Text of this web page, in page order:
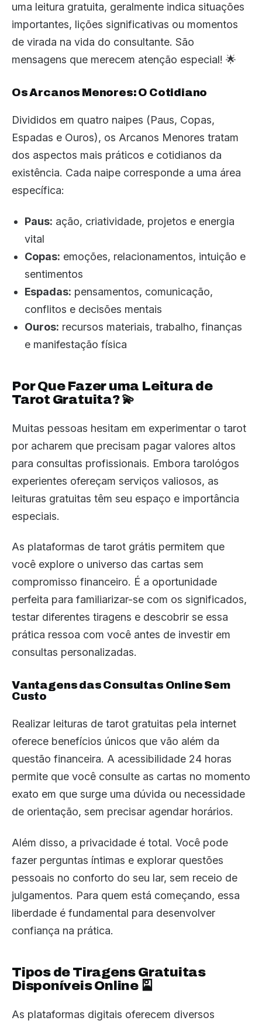
uma leitura gratuita, geralmente indica situações
importantes, lições significativas ou momentos
de virada na vida do consultante. São
mensagens que merecem atenção especial! 🌟
Os Arcanos Menores: O Cotidiano
Divididos em quatro naipes (Paus, Copas,
Espadas e Ouros), os Arcanos Menores tratam
dos aspectos mais práticos e cotidianos da
existência. Cada naipe corresponde a uma área
específica:
Paus: ação, criatividade, projetos e energia
vital
Copas: emoções, relacionamentos, intuição e
sentimentos
Espadas: pensamentos, comunicação,
conflitos e decisões mentais
Ouros: recursos materiais, trabalho, finanças
e manifestação física
Por Que Fazer uma Leitura de
Tarot Gratuita? 💫
Muitas pessoas hesitam em experimentar o tarot
por acharem que precisam pagar valores altos
para consultas profissionais. Embora tarológos
experientes ofereçam serviços valiosos, as
leituras gratuitas têm seu espaço e importância
especiais.
As plataformas de tarot grátis permitem que
você explore o universo das cartas sem
compromisso financeiro. É a oportunidade
perfeita para familiarizar-se com os significados,
testar diferentes tiragens e descobrir se essa
prática ressoa com você antes de investir em
consultas personalizadas.
Vantagens das Consultas Online Sem
Custo
Realizar leituras de tarot gratuitas pela internet
oferece benefícios únicos que vão além da
questão financeira. A acessibilidade 24 horas
permite que você consulte as cartas no momento
exato em que surge uma dúvida ou necessidade
de orientação, sem precisar agendar horários.
Além disso, a privacidade é total. Você pode
fazer perguntas íntimas e explorar questões
pessoais no conforto do seu lar, sem receio de
julgamentos. Para quem está começando, essa
liberdade é fundamental para desenvolver
confiança na prática.
Tipos de Tiragens Gratuitas
Disponíveis Online 🎴
As plataformas digitais oferecem diversos